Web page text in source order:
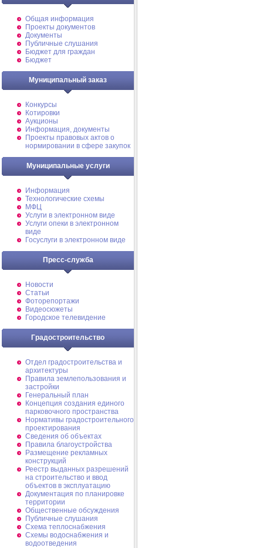
Общая информация
Проекты документов
Документы
Публичные слушания
Бюджет для граждан
Бюджет
Муниципальный заказ
Конкурсы
Котировки
Аукционы
Информация, документы
Проекты правовых актов о
нормировании в сфере закупок
Муниципальные услуги
Информация
Технологические схемы
МФЦ
Услуги в электронном виде
Услуги опеки в электронном
виде
Госуслуги в электронном виде
Пресс-служба
Новости
Статьи
Фоторепортажи
Видеосюжеты
Городское телевидение
Градостроительство
Отдел градостроительства и
архитектуры
Правила землепользования и
застройки
Генеральный план
Концепция создания единого
парковочного пространства
Нормативы градостроительного
проектирования
Сведения об объектах
Правила благоустройства
Размещение рекламных
конструкций
Реестр выданных разрешений
на строительство и ввод
объектов в эксплуатацию
Документация по планировке
территории
Общественные обсуждения
Публичные слушания
Схема теплоснабжения
Схемы водоснабжения и
водоотведения